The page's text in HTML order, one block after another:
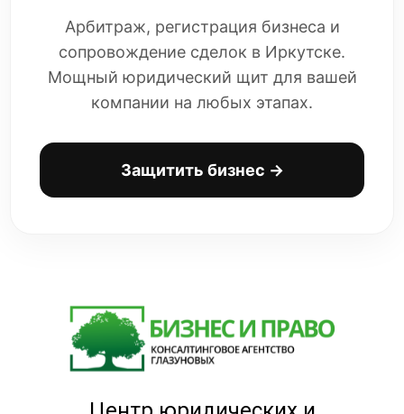
Арбитраж, регистрация бизнеса и
сопровождение сделок в Иркутске.
Мощный юридический щит для вашей
компании на любых этапах.
Защитить бизнес →